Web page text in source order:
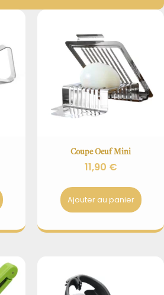
Coupe Oeuf Mini
11,90 €
Ajouter au panier